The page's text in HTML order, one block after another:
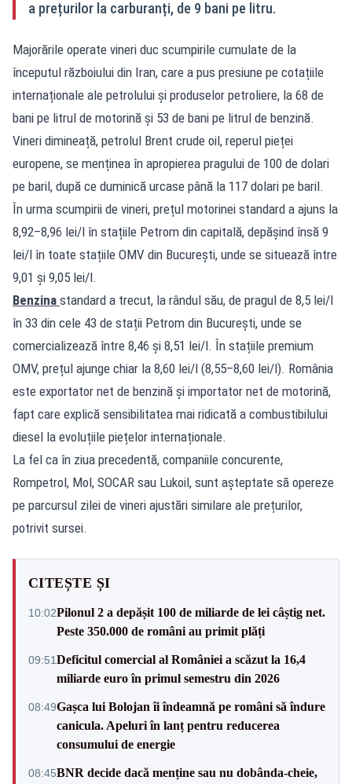
a prețurilor la carburanți, de 9 bani pe litru.
Majorările operate vineri duc scumpirile cumulate de la
începutul războiului din Iran, care a pus presiune pe cotațiile
internaționale ale petrolului și produselor petroliere, la 68 de
bani pe litrul de motorină și 53 de bani pe litrul de benzină.
Vineri dimineață, petrolul Brent crude oil, reperul pieței
europene, se menținea în apropierea pragului de 100 de dolari
pe baril, după ce duminică urcase până la 117 dolari pe baril.
În urma scumpirii de vineri, prețul motorinei standard a ajuns la
8,92–8,96 lei/l în stațiile Petrom din capitală, depășind însă 9
lei/l în toate stațiile OMV din București, unde se situează între
9,01 și 9,05 lei/l.
Benzina standard a trecut, la rândul său, de pragul de 8,5 lei/l
în 33 din cele 43 de stații Petrom din București, unde se
comercializează între 8,46 și 8,51 lei/l. În stațiile premium
OMV, prețul ajunge chiar la 8,60 lei/l (8,55–8,60 lei/l). România
este exportator net de benzină și importator net de motorină,
fapt care explică sensibilitatea mai ridicată a combustibilului
diesel la evoluțiile piețelor internaționale.
La fel ca în ziua precedentă, companiile concurente,
Rompetrol, Mol, SOCAR sau Lukoil, sunt așteptate să opereze
pe parcursul zilei de vineri ajustări similare ale prețurilor,
potrivit sursei.
CITEȘTE ȘI
10:02Pilonul 2 a depășit 100 de miliarde de lei câștig net.
Peste 350.000 de români au primit plăți
09:51Deficitul comercial al României a scăzut la 16,4
miliarde euro în primul semestru din 2026
08:49Gașca lui Bolojan îi îndeamnă pe români să îndure
canicula. Apeluri în lanț pentru reducerea
consumului de energie
08:45BNR decide dacă menține sau nu dobânda-cheie,